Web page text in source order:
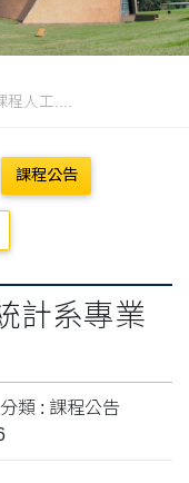
程人工....
課程公告
計系專業
分類 : 課程公告